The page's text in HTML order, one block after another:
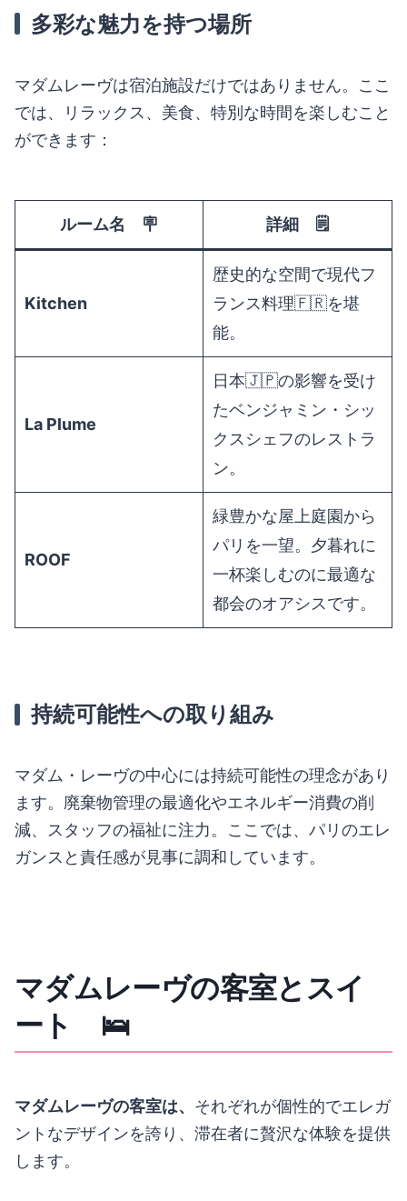
多彩な魅力を持つ場所
マダムレーヴは宿泊施設だけではありません。ここ
では、リラックス、美食、特別な時間を楽しむこと
ができます：
ルーム名 🪧 詳細 🗒️
Kitchen
歴史的な空間で現代フ
ランス料理🇫🇷を堪
能。
La Plume
日本🇯🇵の影響を受け
たベンジャミン・シッ
クスシェフのレストラ
ン。
ROOF
緑豊かな屋上庭園から
パリを一望。夕暮れに
一杯楽しむのに最適な
都会のオアシスです。
持続可能性への取り組み
マダム・レーヴの中心には持続可能性の理念があり
ます。廃棄物管理の最適化やエネルギー消費の削
減、スタッフの福祉に注力。ここでは、パリのエレ
ガンスと責任感が見事に調和しています。
マダムレーヴの客室とスイ
ート 🛌
マダムレーヴの客室は、 それぞれが個性的でエレガ
ントなデザインを誇り、滞在者に贅沢な体験を提供
します。